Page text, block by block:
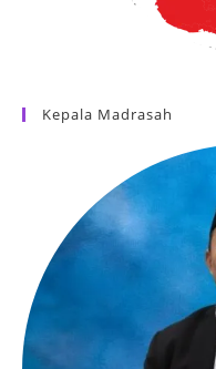
Kepala Madrasah